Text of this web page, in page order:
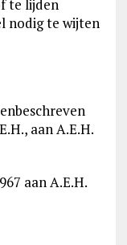
te lijden
nodig te wijten
aan A.E.H.
aan A.E.H.